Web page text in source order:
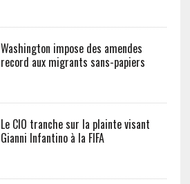
Washington impose des amendes
record aux migrants sans-papiers
Le CIO tranche sur la plainte visant
Gianni Infantino à la FIFA